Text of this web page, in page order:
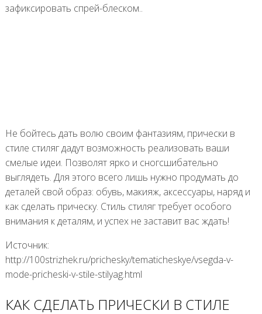
зафиксировать спрей-блеском..
Не бойтесь дать волю своим фантазиям, прически в
стиле стиляг дадут возможность реализовать ваши
смелые идеи. Позволят ярко и сногсшибательно
выглядеть. Для этого всего лишь нужно продумать до
деталей свой образ: обувь, макияж, аксессуары, наряд и
как сделать прическу. Стиль стиляг требует особого
внимания к деталям, и успех не заставит вас ждать!
Источник:
http://100strizhek.ru/prichesky/tematicheskye/vsegda-v-
mode-pricheski-v-stile-stilyag.html
КАК СДЕЛАТЬ ПРИЧЕСКИ В СТИЛЕ